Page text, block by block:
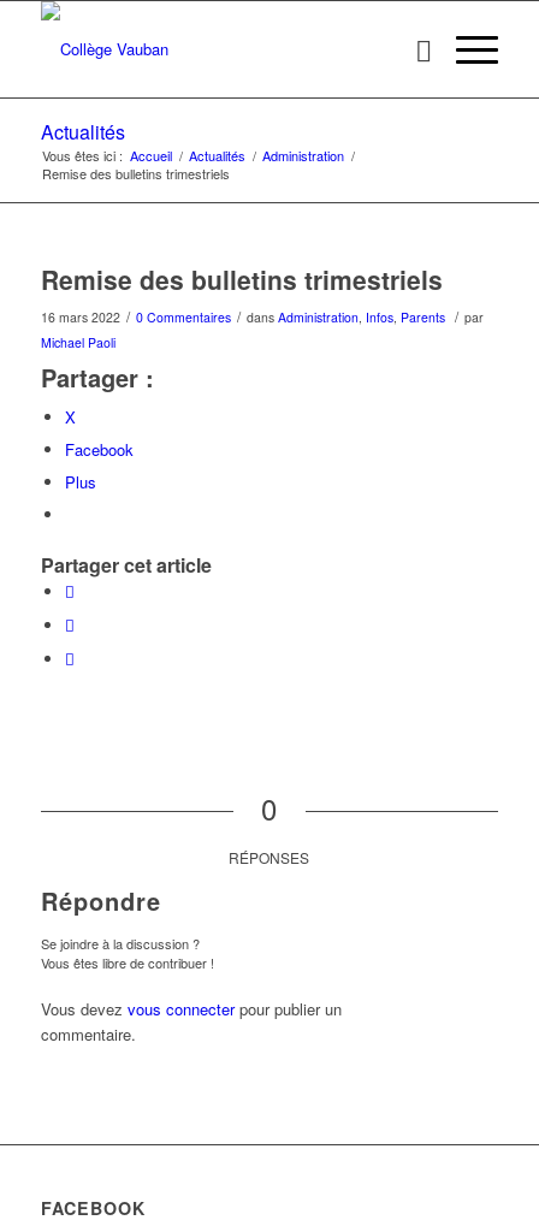
Actualités
Vous êtes ici : Accueil / Actualités / Administration /
Remise des bulletins trimestriels
Remise des bulletins trimestriels
16 mars 2022 / 0 Commentaires / dans Administration, Infos, Parents / par
Michael Paoli
Partager :
X
Facebook
Plus
Partager cet article
0
RÉPONSES
Répondre
Se joindre à la discussion ?
Vous êtes libre de contribuer !
Vous devez vous connecterpour publier un
commentaire.
FACEBOOK